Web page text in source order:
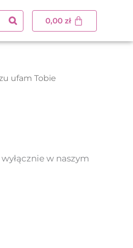
0,00zł
ufam Tobie
w naszym